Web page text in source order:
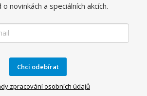
novinkách a speciálních akcích.
Chci odebírat
zpracování osobních údajů